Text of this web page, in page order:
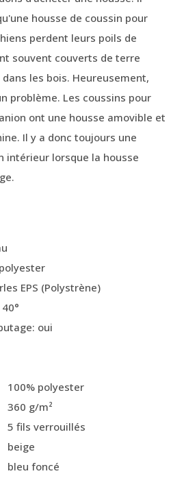
housse de coussin pour
perdent leurs poils de
souvent couverts de terre
les bois. Heureusement,
problème. Les coussins pour
ont une housse amovible et
Il y a donc toujours une
intérieur lorsque la housse
EPS (Polystrène)
oui
100% polyester
360 g/m²
5 fils verrouillés
beige
bleu foncé